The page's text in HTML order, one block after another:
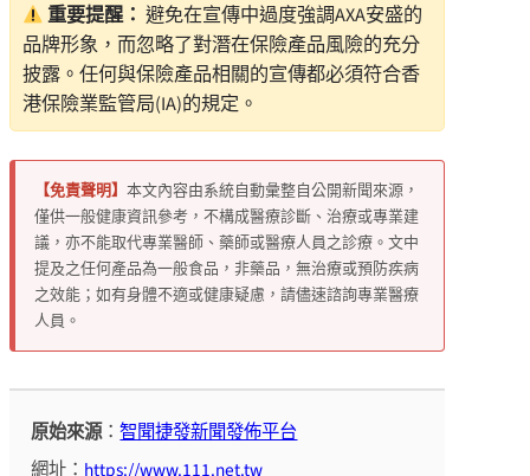
重要提醒： 避免在宣傳中過度強調AXA安盛的
品牌形象，而忽略了對潛在保險產品風險的充分
披露。任何與保險產品相關的宣傳都必須符合香
港保險業監管局(IA)的規定。
【免責聲明】 本文內容由系統自動彙整自公開新聞來源，
僅供一般健康資訊參考，不構成醫療診斷、治療或專業建
議，亦不能取代專業醫師、藥師或醫療人員之診療。文中
提及之任何產品為一般食品，非藥品，無治療或預防疾病
之效能；如有身體不適或健康疑慮，請儘速諮詢專業醫療
人員。
原始來源：智聞捷發新聞發佈平台
網址： https://www.111.net.tw